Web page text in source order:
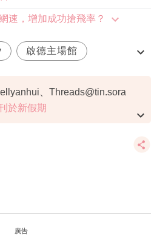
速，增加成功搶飛率？
啟德主場館
、 Threads@tin.sora
於新假期
廣告